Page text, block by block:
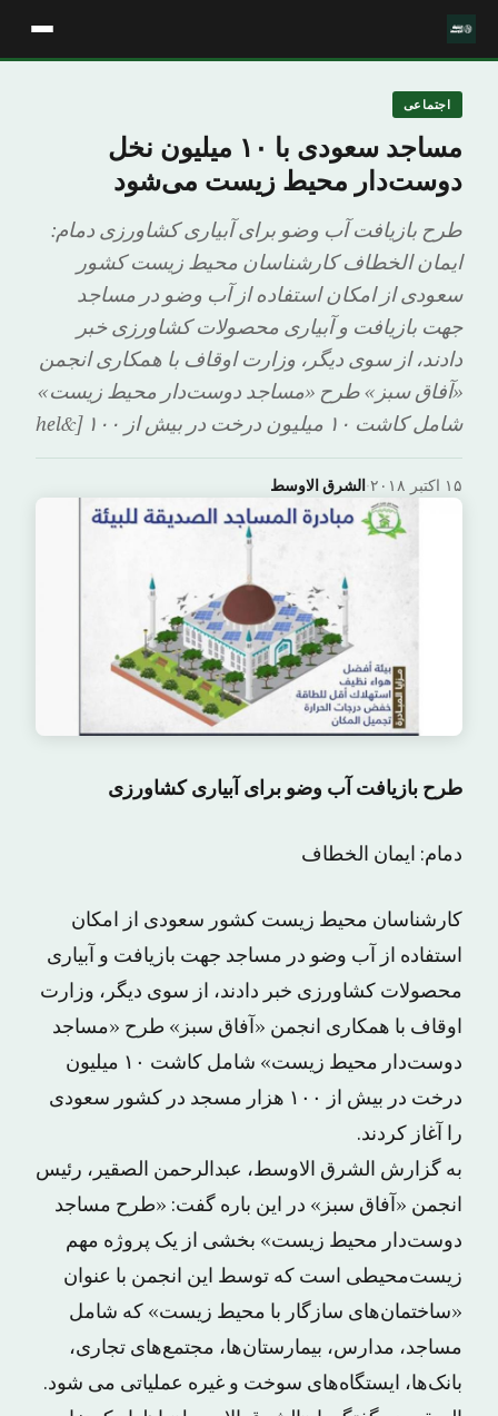
اجتماعی
مساجد سعودی با ۱۰ میلیون نخل
دوست‌دار محیط زیست می‌شود
طرح بازیافت آب وضو برای آبیاری کشاورزی دمام:
ایمان الخطاف کارشناسان محیط زیست کشور
سعودی از امکان استفاده از آب وضو در مساجد
جهت بازیافت و آبیاری محصولات کشاورزی خبر
دادند، از سوی دیگر، وزارت اوقاف با همکاری انجمن
«آفاق سبز» طرح «مساجد دوست‌دار محیط زیست»
شامل کاشت ۱۰ میلیون درخت در بیش از ۱۰۰ [&hel
الشرق الاوسط· ۱۵ اکتبر ۲۰۱۸
طرح بازیافت آب وضو برای آبیاری کشاورزی
دمام: ایمان الخطاف
کارشناسان محیط زیست کشور سعودی از امکان
استفاده از آب وضو در مساجد جهت بازیافت و آبیاری
محصولات کشاورزی خبر دادند، از سوی دیگر، وزارت
اوقاف با همکاری انجمن «آفاق سبز» طرح «مساجد
دوست‌دار محیط زیست» شامل کاشت ۱۰ میلیون
درخت در بیش از ۱۰۰ هزار مسجد در کشور سعودی
را آغاز کردند.
به گزارش الشرق الاوسط، عبدالرحمن الصقیر، رئیس
انجمن «آفاق سبز» در این باره گفت: «طرح مساجد
دوست‌دار محیط زیست» بخشی از یک پروژه مهم
زیست‌محیطی است که توسط این انجمن با عنوان
«ساختمان‌های سازگار با محیط زیست» که شامل
مساجد، مدارس، بیمارستان‌ها، مجتمع‌های تجاری،
بانک‌ها، ایستگاه‌های سوخت و غیره عملیاتی می شود.